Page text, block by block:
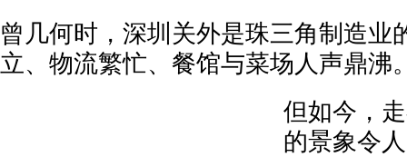
曾几何时，深圳关外是珠三角制造业
立、物流繁忙、餐馆与菜场人声鼎沸
但如今，
的景象令